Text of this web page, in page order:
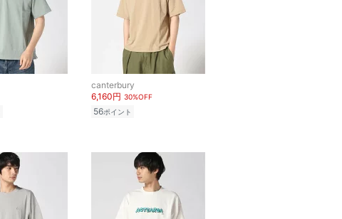
canterbury
6,160円 30%OFF
56ポイント